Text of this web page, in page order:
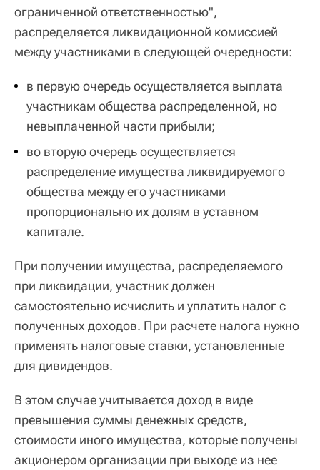
ограниченной ответственностью",
распределяется ликвидационной комиссией
между участниками в следующей очередности:
в первую очередь осуществляется выплата
участникам общества распределенной, но
невыплаченной части прибыли;
во вторую очередь осуществляется
распределение имущества ликвидируемого
общества между его участниками
пропорционально их долям в уставном
капитале.
При получении имущества, распределяемого
при ликвидации, участник должен
самостоятельно исчислить и уплатить налог с
полученных доходов. При расчете налога нужно
применять налоговые ставки, установленные
для дивидендов.
В этом случае учитывается доход в виде
превышения суммы денежных средств,
стоимости иного имущества, которые получены
акционером организации при выходе из нее